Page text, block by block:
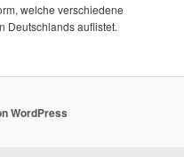
welche verschiedene
Deutschlands auflistet.
WordPress